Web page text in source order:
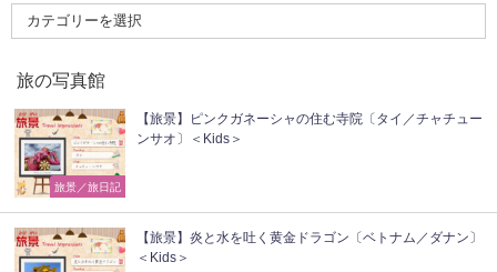
旅の写真館
旅景／旅日記
【旅景】ピンクガネーシャの住む寺院〔タイ／チャチュー
ンサオ〕＜Kids＞
【旅景】炎と水を吐く黄金ドラゴン〔ベトナム／ダナン〕
＜Kids＞